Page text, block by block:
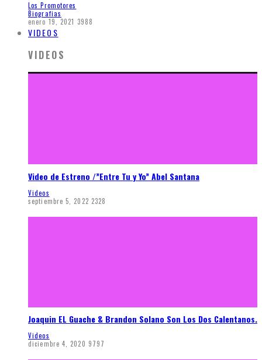
Los Promotores
Biografias
enero 19, 2021 3988
VIDEOS
VIDEOS
Video de Estreno /”Entre Tu y Yo” Abel Santana
Videos
septiembre 5, 2022 2328
Joaquin EL Guache & Brandon Solano Son Los Dos Calentanos.
Videos
diciembre 4, 2020 9797